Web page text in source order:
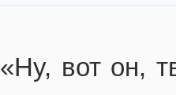
«Ну, вот он,